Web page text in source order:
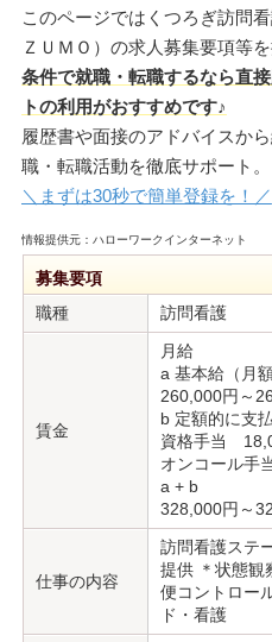
このページではくつろぎ訪問
ＺＵＭＯ）の求人募集要項等
条件で就職・転職するなら直
トの利用がおすすめです♪
履歴書や面接のアドバイスか
職・転職活動を徹底サポート。
＼まずは30秒で簡単登録を！／
情報提供元：ハローワークインターネット
募集要項
職種
訪問看護
賃金
月給
a 基本給（月
260,000円～
b 定額的に支
資格手当
オンコール手
a + b
328,000円～
仕事の内容
訪問看護ステ
提供 ＊状態観
便コントロー
ド・看護